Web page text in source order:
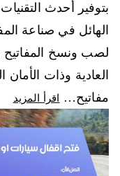
بتوفير أحدث
الهائل في صناعة
لصب ونسخ المفاتيح
العادية وذات
مفاتيح…
اقرأ المزيد